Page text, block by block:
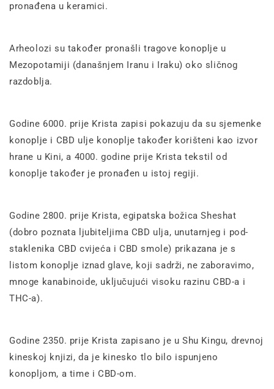
pronađena u keramici.
Arheolozi su također pronašli tragove konoplje u
Mezopotamiji (današnjem Iranu i Iraku) oko sličnog
razdoblja.
Godine 6000. prije Krista zapisi pokazuju da su sjemenke
konoplje i CBD ulje konoplje također korišteni kao izvor
hrane u Kini, a 4000. godine prije Krista tekstil od
konoplje također je pronađen u istoj regiji.
Godine 2800. prije Krista, egipatska božica Sheshat
(dobro poznata ljubiteljima CBD ulja, unutarnjeg i pod-
staklenika CBD cvijeća i CBD smole) prikazana je s
listom konoplje iznad glave, koji sadrži, ne zaboravimo,
mnoge kanabinoide, uključujući visoku razinu CBD-a i
THC-a).
Godine 2350. prije Krista zapisano je u Shu Kingu, drevnoj
kineskoj knjizi, da je kinesko tlo bilo ispunjeno
konopljom, a time i CBD-om.